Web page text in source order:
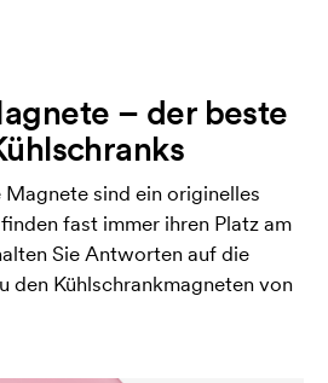
– der beste
sind ein originelles
fast immer ihren Platz am
Sie Antworten auf die
den Kühlschrankmagneten von